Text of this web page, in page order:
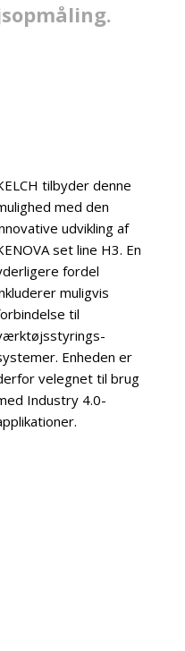
tilbyder denne
med den
udvikling af
set line H3. En
fordel
muligvis
til
Enheden er
velegnet til brug
Industry 4.0-